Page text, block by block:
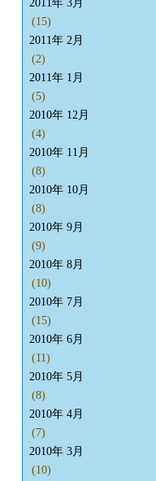
2011年 3月
(15)
2011年 2月
(2)
2011年 1月
(5)
2010年 12月
(4)
2010年 11月
(8)
2010年 10月
(8)
2010年 9月
(9)
2010年 8月
(10)
2010年 7月
(15)
2010年 6月
(11)
2010年 5月
(8)
2010年 4月
(7)
2010年 3月
(10)